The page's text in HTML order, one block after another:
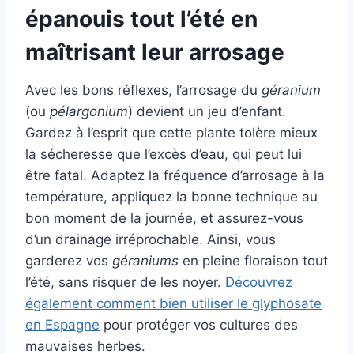
épanouis tout l’été en
maîtrisant leur arrosage
Avec les bons réflexes, l’arrosage du géranium
(ou pélargonium) devient un jeu d’enfant.
Gardez à l’esprit que cette plante tolère mieux
la sécheresse que l’excès d’eau, qui peut lui
être fatal. Adaptez la fréquence d’arrosage à la
température, appliquez la bonne technique au
bon moment de la journée, et assurez-vous
d’un drainage irréprochable. Ainsi, vous
garderez vos géraniums en pleine floraison tout
l’été, sans risquer de les noyer. Découvrez
également comment bien utiliser le glyphosate
en Espagne pour protéger vos cultures des
mauvaises herbes.